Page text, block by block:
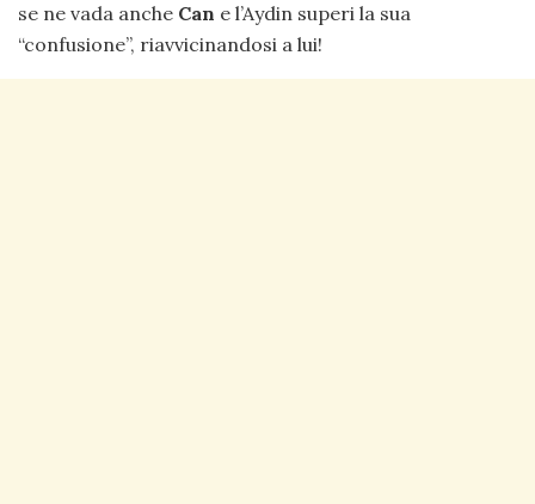
se ne vada anche Can e l’Aydin superi la sua
“confusione”, riavvicinandosi a lui!